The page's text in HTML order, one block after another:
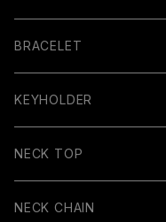
BRACELET
BANGLE
KEYHOLDER
NECK TOP
NECK CHAIN